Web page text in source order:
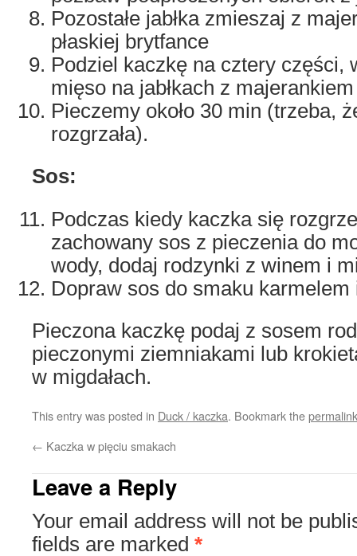
Pozostałe jabłka zmieszaj z
płaskiej brytfance
Podziel kaczkę na cztery części,
mięso na jabłkach z majerankiem
Pieczemy około 30 min (trzeba,
rozgrzała).
Sos:
Podczas kiedy kaczka się
zachowany sos z pieczenia do
wody, dodaj rodzynki z winem i
Dopraw sos do smaku
Pieczona kaczkę podaj z sosem
pieczonymi ziemniakami lub
w migdałach.
This entry was posted in Duck / kaczka. Bookmark thepermalink
← Kaczka w pięciu smakach
Leave a Reply
Your email address will not be
fields are marked *